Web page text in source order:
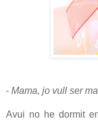
- Mama, jo vull ser
Avui no he dormit